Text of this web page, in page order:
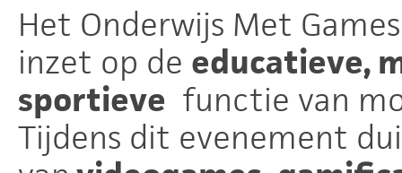
Het Onderwijs Met
inzet op de educatieve,
sportieve functie van
Tijdens dit evenement